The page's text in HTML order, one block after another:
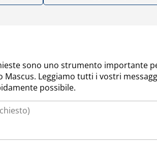
sono uno strumento importante
Mascus. Leggiamo tutti i vostri
possibile.